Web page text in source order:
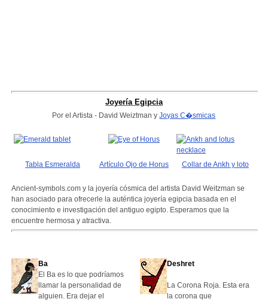
Joyería Egipcia
Por el Artista - David Weiztman yJoyas C�smicas
Tabla Esmeralda Artículo Ojo de Horus Collar de Ankh y loto
Ancient-symbols.com y la joyería cósmica del artista David Weitzman se
han asociado para ofrecerle la auténtica joyería egipcia basada en el
conocimiento e investigación del antiguo egipto. Esperamos que la
encuentre hermosa y atractiva.
Ba
El Ba es lo que podríamos
llamar la personalidad de
alguien. Era dejar el
Deshret
La Corona Roja. Esta era
la corona que